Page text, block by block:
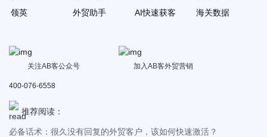
领英
外贸助手
AI快速获客
海关数据
关注AB客公众号 加入AB客外贸营销
400-076-6558
推荐阅读：
当客户说不需要……这样回复，让客户无法拒绝！（附20个回复案
必备话术：很久没有回复的外贸客户，该如何快速激活？
必备干货：怎么在网上接外贸订单？20个接单网站！